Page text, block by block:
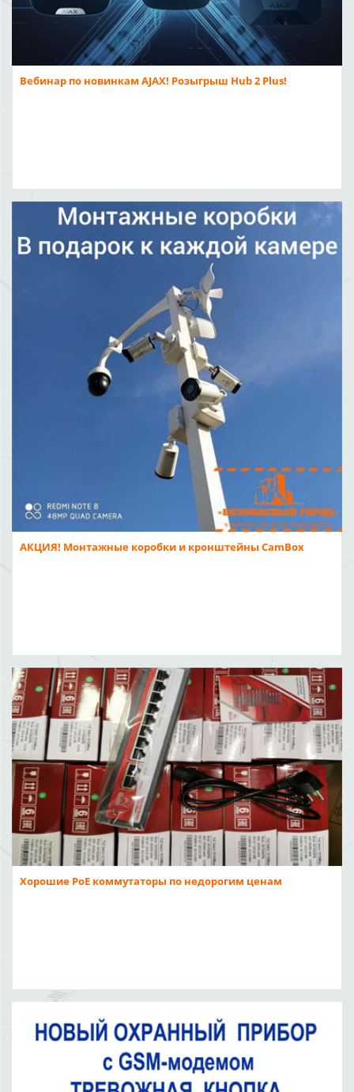
Вебинар по новинкам AJAX! Розыгрыш Hub 2 Plus!
АКЦИЯ! Монтажные коробки и кронштейны CamBox
Хорошие PoE коммутаторы по недорогим ценам